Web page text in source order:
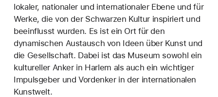
lokaler, nationaler und internationaler Ebene und für
Werke, die von der Schwarzen Kultur inspiriert und
beeinflusst wurden. Es ist ein Ort für den
dynamischen Austausch von Ideen über Kunst und
die Gesellschaft. Dabei ist das Museum sowohl ein
kultureller Anker in Harlem als auch ein wichtiger
Impulsgeber und Vordenker in der internationalen
Kunstwelt.